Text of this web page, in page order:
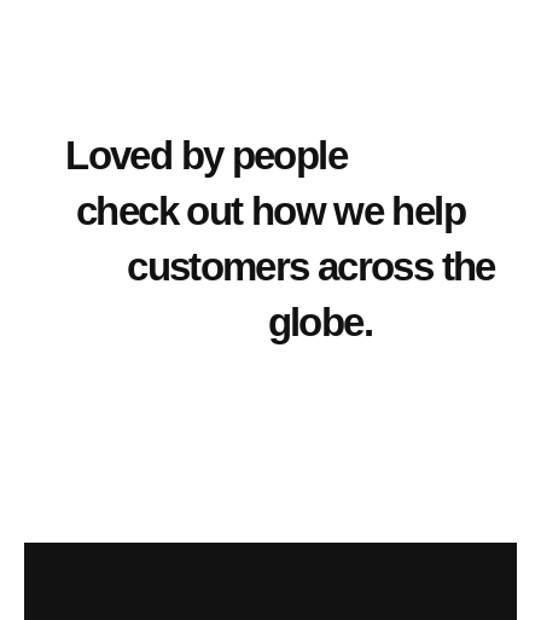
Loved by people
check out how we help
customers across the
globe.